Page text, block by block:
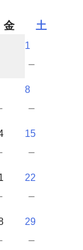
金 土
1
－
8
－
15
－
22
－
29
－